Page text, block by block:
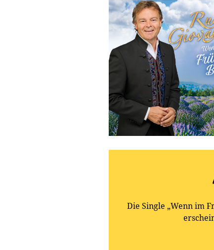
Die Single „Wenn im